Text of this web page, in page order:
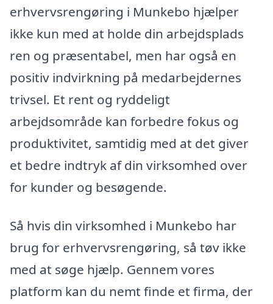
erhvervsrengøring i Munkebo hjælper
ikke kun med at holde din arbejdsplads
ren og præsentabel, men har også en
positiv indvirkning på medarbejdernes
trivsel. Et rent og ryddeligt
arbejdsområde kan forbedre fokus og
produktivitet, samtidig med at det giver
et bedre indtryk af din virksomhed over
for kunder og besøgende.
Så hvis din virksomhed i Munkebo har
brug for erhvervsrengøring, så tøv ikke
med at søge hjælp. Gennem vores
platform kan du nemt finde et firma, der